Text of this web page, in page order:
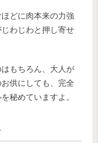
どに肉本来の力強
わじわと押し寄せ
もちろん、大人が
供にしても、完全
秘めていますよ。